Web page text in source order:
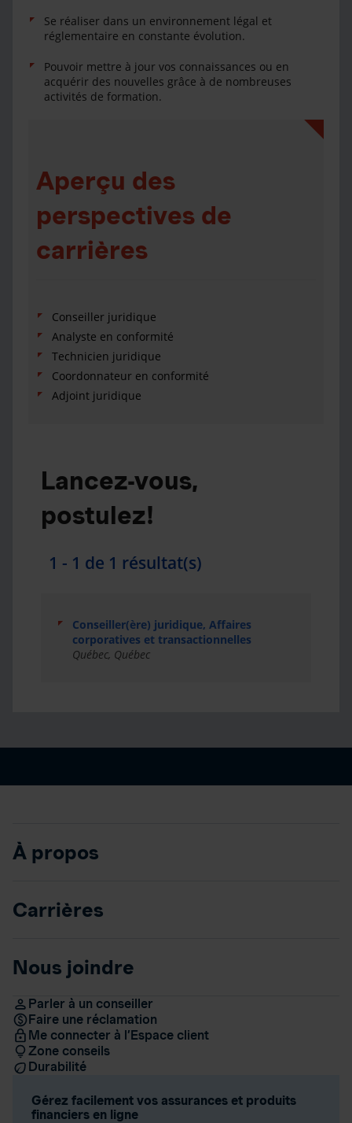
Se réaliser dans un environnement légal et
réglementaire en constante évolution.
Pouvoir mettre à jour vos connaissances ou en
acquérir des nouvelles grâce à de nombreuses
activités de formation.
Aperçu des
perspectives de
carrières
Conseiller juridique
Analyste en conformité
Technicien juridique
Coordonnateur en conformité
Adjoint juridique
Lancez-vous,
postulez!
1 - 1 de 1 résultat(s)
Conseiller(ère) juridique, Affaires
corporatives et transactionnelles
Québec, Québec
À propos
Carrières
Nous joindre
Parler à un conseiller
Faire une réclamation
Me connecter à l’Espace client
Zone conseils
Durabilité
Gérez facilement vos assurances et produits
financiers en ligne